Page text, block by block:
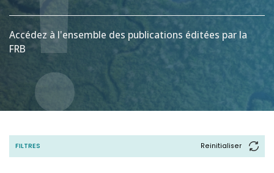
Accédez à l'ensemble des publications éditées par la
FRB
FILTRES Reinitialiser